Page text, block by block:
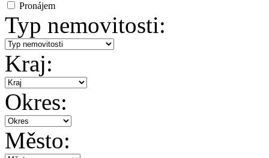
Pronájem
Typ nemovitosti:
Kraj:
Okres:
Město: